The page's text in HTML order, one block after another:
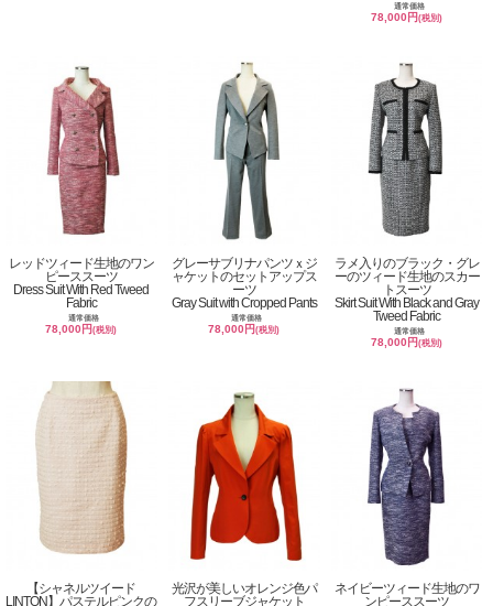
通常価格
78,000円(税別)
レッドツィード生地のワン
ピーススーツ
Dress Suit With Red Tweed
Fabric
通常価格
78,000円(税別)
グレーサブリナパンツｘジ
ャケットのセットアップス
ーツ
Gray Suit with Cropped Pants
通常価格
78,000円(税別)
ラメ入りのブラック・グレ
ーのツィード生地のスカー
トスーツ
Skirt Suit With Black and Gray
Tweed Fabric
通常価格
78,000円(税別)
【シャネルツイード
LINTON】パステルピンクの
光沢が美しいオレンジ色パ
フスリーブジャケット
ネイビーツィード生地のワ
ンピーススーツ